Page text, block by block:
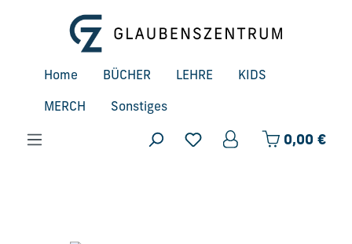
Zum Hauptinhalt springen
Home BÜCHER LEHRE KIDS
MERCH Sonstiges
0,00 €